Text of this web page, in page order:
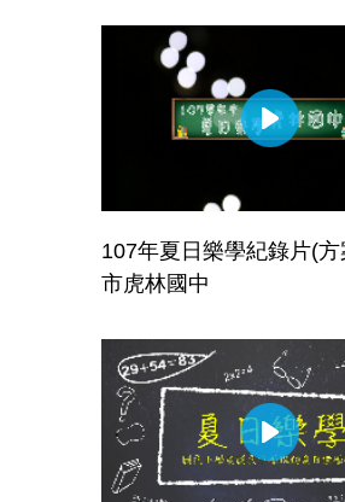
107年夏日樂學紀錄片(
市虎林國中